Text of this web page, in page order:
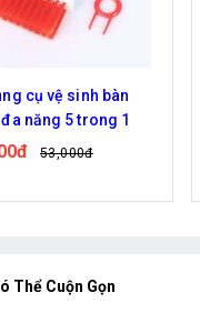
cụ vệ sinh bàn
năng 5 trong 1
53,000đ
Thể Cuộn Gọn